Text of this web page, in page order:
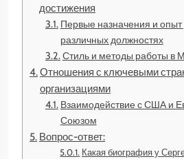
достижения
Первые назначения и
различных должностях
Стиль и методы работы в
Отношения с ключевыми
организациями
Взаимодействие с США и
Союзом
Вопрос-ответ:
Какая биография у